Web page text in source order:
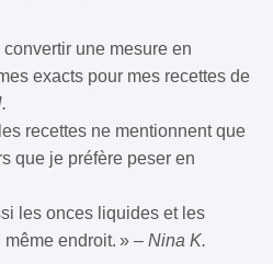
une mesure en
exacts pour mes recettes de
recettes ne mentionnent que
que je préfère peser en
les onces liquides et les
endroit. » – Nina K.